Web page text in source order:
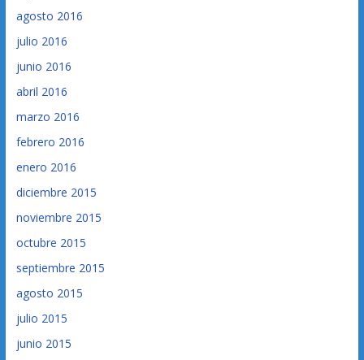
agosto 2016
julio 2016
junio 2016
abril 2016
marzo 2016
febrero 2016
enero 2016
diciembre 2015
noviembre 2015
octubre 2015
septiembre 2015
agosto 2015
julio 2015
junio 2015